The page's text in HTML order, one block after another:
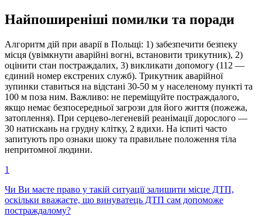
Найпоширеніші помилки та поради
Алгоритм дій при аварії в Польщі: 1) забезпечити безпеку
місця (увімкнути аварійні вогні, встановити трикутник), 2)
оцінити стан постраждалих, 3) викликати допомогу (112 —
єдиний номер екстрених служб). Трикутник аварійної
зупинки ставиться на відстані 30-50 м у населеному пункті та
100 м поза ним. Важливо: не переміщуйте постраждалого,
якщо немає безпосередньої загрози для його життя (пожежа,
затоплення). При серцево-легеневій реанімації дорослого —
30 натискань на грудну клітку, 2 вдихи. На іспиті часто
запитують про ознаки шоку та правильне положення тіла
непритомної людини.
1
Чи Ви маєте право у такій ситуації залишити місце ДТП,
оскільки вважаєте, що винуватець ДТП сам допоможе
постраждалому?